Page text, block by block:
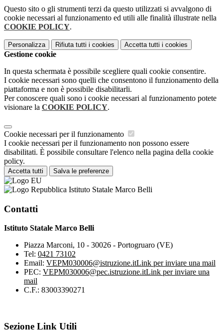
Questo sito o gli strumenti terzi da questo utilizzati si avvalgono di
cookie necessari al funzionamento ed utili alle finalità illustrate nella
COOKIE POLICY.
Personalizza Rifiuta tutti i cookies Accetta tutti i cookies
Gestione cookie
In questa schermata è possibile scegliere quali cookie consentire.
I cookie necessari sono quelli che consentono il funzionamento della
piattaforma e non è possibile disabilitarli.
Per conoscere quali sono i cookie necessari al funzionamento potete
visionare la COOKIE POLICY.
Cookie necessari per il funzionamento
I cookie necessari per il funzionamento non possono essere
disabilitati. È possibile consultare l'elenco nella pagina della cookie
policy.
Accetta tutti Salva le preferenze
Istituto Statale Marco Belli
Contatti
Istituto Statale Marco Belli
Piazza Marconi, 10 - 30026 - Portogruaro (VE)
Tel: 0421 73102
Email: VEPM030006@istruzione.itLink per inviare una mail
PEC: VEPM030006@pec.istruzione.itLink per inviare una
mail
C.F.: 83003390271
Sezione Link Utili